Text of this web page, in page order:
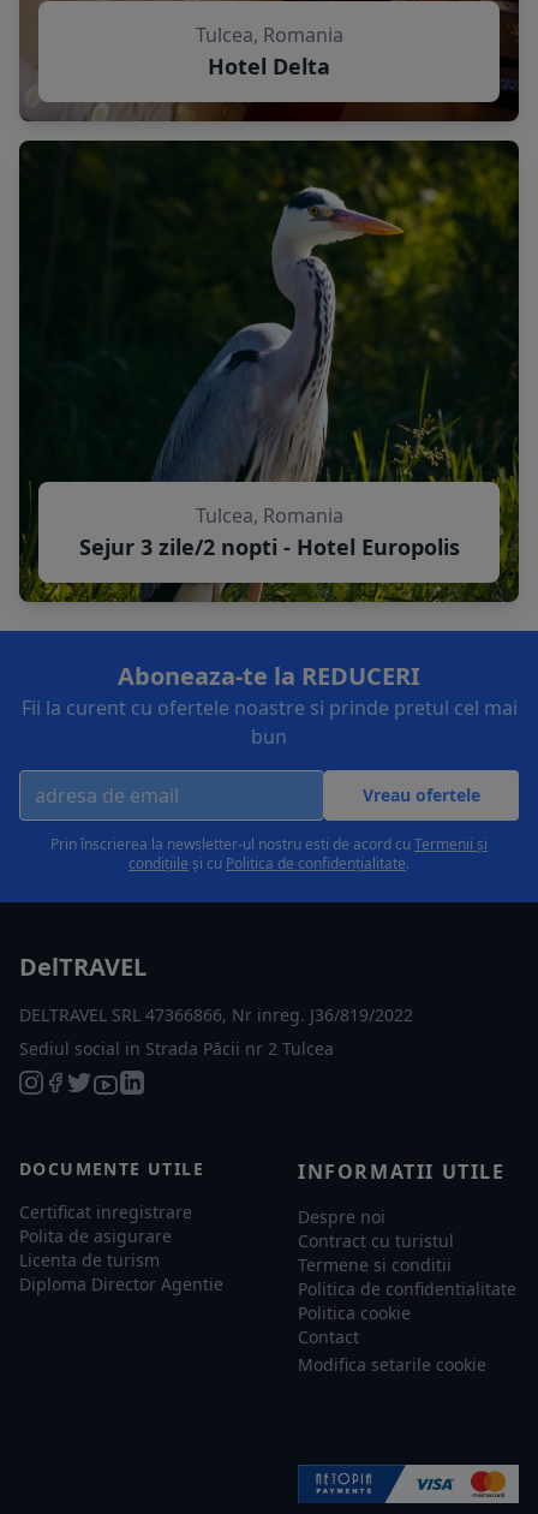
Tulcea, Romania
Hotel Delta
Tulcea, Romania
Sejur 3 zile/2 nopti - Hotel Europolis
Aboneaza-te la REDUCERI
Fii la curent cu ofertele noastre si prinde pretul cel mai
bun
Vreau ofertele
Prin înscrierea la newsletter-ul nostru esti de acord cuTermenii și
condițiile și cu Politica de confidențialitate.
DelTRAVEL
DELTRAVEL SRL 47366866, Nr inreg. J36/819/2022
Sediul social in Strada Păcii nr 2 Tulcea
DOCUMENTE UTILE
Certificat inregistrare
Polita de asigurare
Licenta de turism
Diploma Director Agentie
INFORMATII UTILE
Despre noi
Contract cu turistul
Termene si conditii
Politica de confidentialitate
Politica cookie
Contact
Modifica setarile cookie